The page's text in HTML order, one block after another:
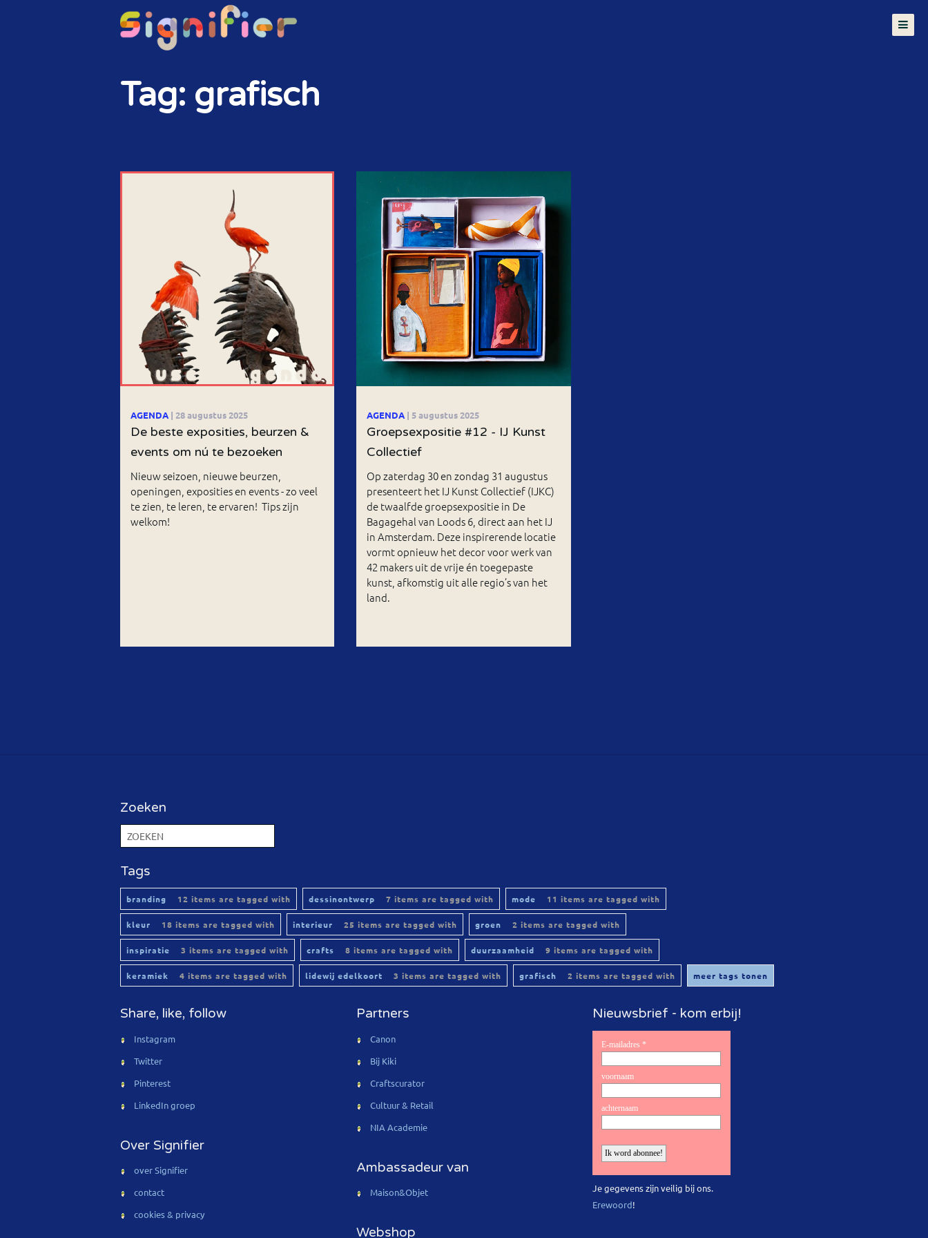
NIEUWSBRIEF
OP DE AGENDA
Tag: grafisch
AGENDA | 28 augustus 2025
De beste exposities, beurzen &
events om nú te bezoeken
Nieuw seizoen, nieuwe beurzen,
openingen, exposities en events - zo veel
te zien, te leren, te ervaren! Tips zijn
welkom!
AGENDA | 5 augustus 2025
Groepsexpositie #12 - IJ Kunst
Collectief
Op zaterdag 30 en zondag 31 augustus
presenteert het IJ Kunst Collectief (IJKC)
de twaalfde groepsexpositie in De
Bagagehal van Loods 6, direct aan het IJ
in Amsterdam. Deze inspirerende locatie
vormt opnieuw het decor voor werk van
42 makers uit de vrije én toegepaste
kunst, afkomstig uit alle regio’s van het
land.
Zoeken
Tags
branding 12 items are tagged with dessinontwerp 7 items are tagged with mode 11 items are tagged with
kleur 18 items are tagged with interieur 25 items are tagged with groen 2 items are tagged with
inspiratie 3 items are tagged with crafts 8 items are tagged with duurzaamheid 9 items are tagged with
keramiek 4 items are tagged with lidewij edelkoort 3 items are tagged with grafisch 2 items are tagged with meer tags tonen
Share, like, follow
Instagram
Twitter
Pinterest
LinkedIn groep
Over Signifier
over Signifier
contact
cookies & privacy
Partners
Canon
Bij Kiki
Craftscurator
Cultuur & Retail
NIA Academie
Ambassadeur van
Maison&Objet
Webshop
Nieuwsbrief - kom erbij!
Je gegevens zijn veilig bij ons.
Erewoord!